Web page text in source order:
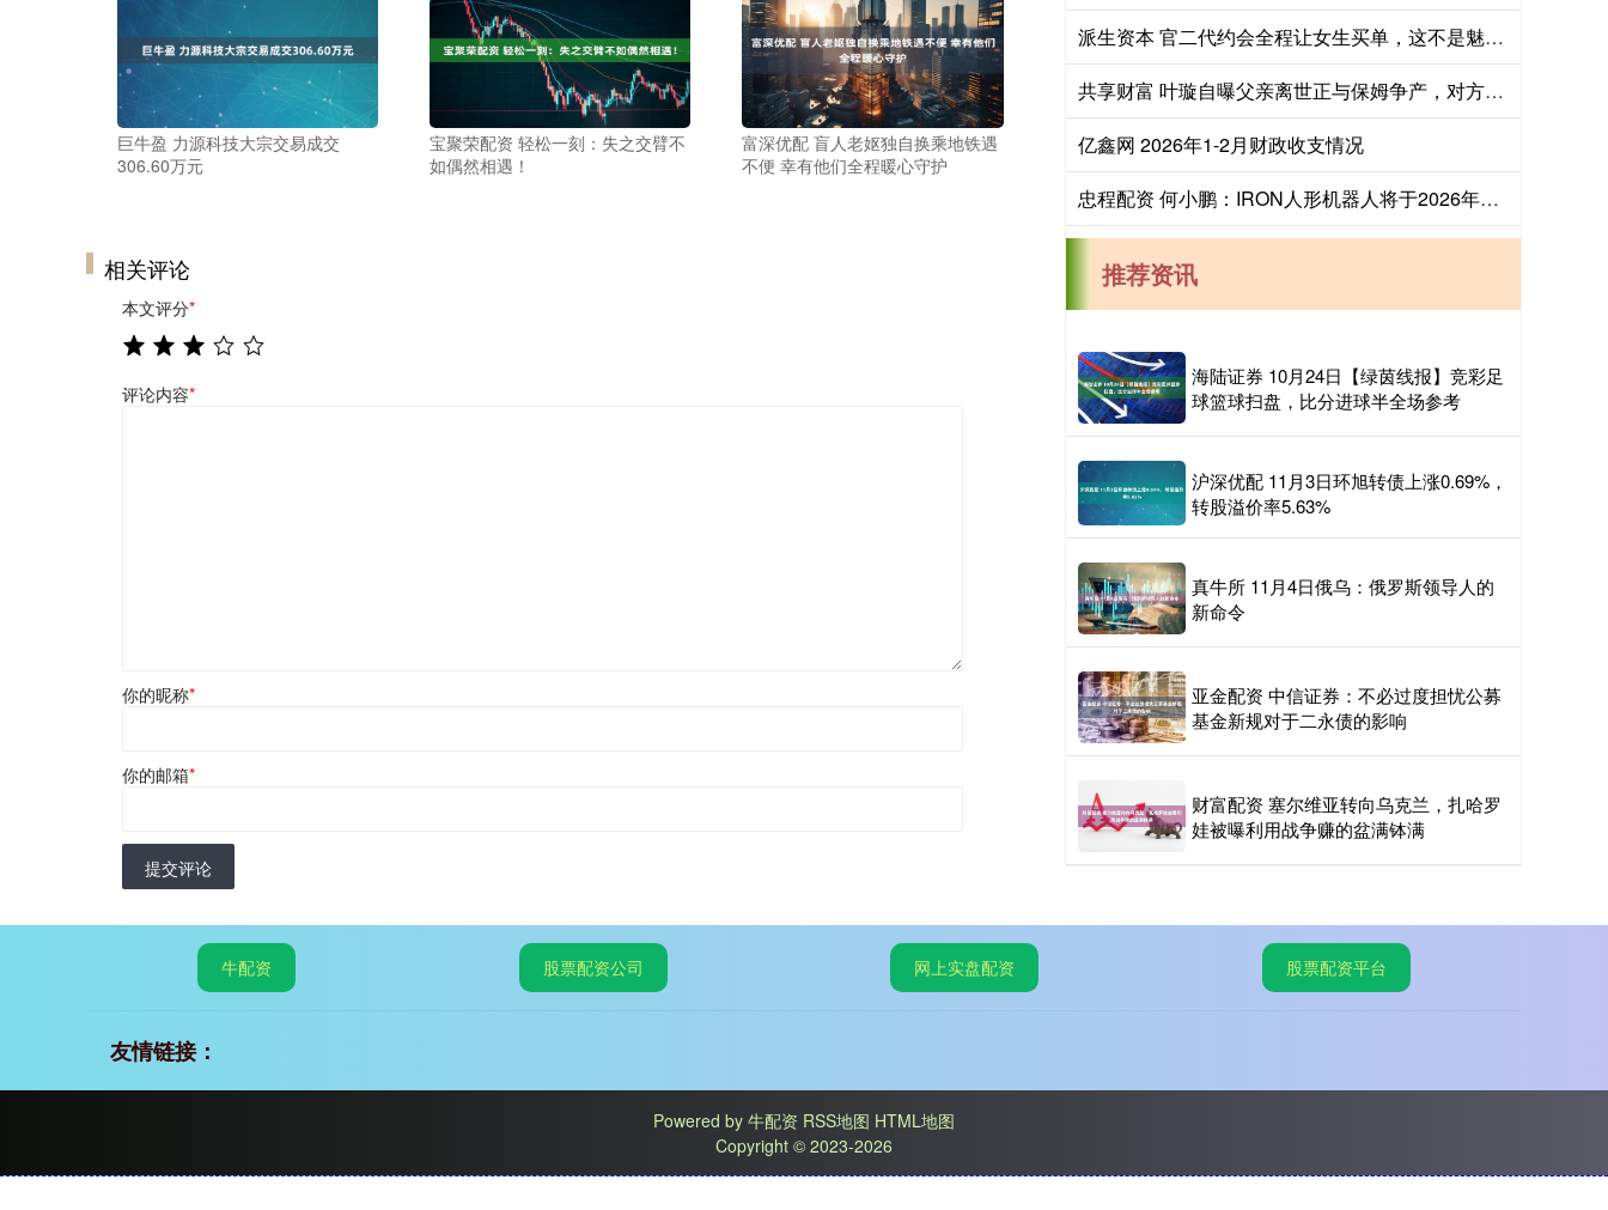
巨牛盈 力源科技大宗交易成交
306.60万元
宝聚荣配资 轻松一刻：失之交臂不
如偶然相遇！
富深优配 盲人老妪独自换乘地铁遇
不便 幸有他们全程暖心守护
相关评论
本文评分*
评论内容*
你的昵称*
你的邮箱*
提交评论
派生资本 官二代约会全程让女生买单，这不是魅力是算计
共享财富 叶璇自曝父亲离世正与保姆争产，对方抢占祖坟地契，父亲仍未下葬
亿鑫网 2026年1-2月财政收支情况
忠程配资 何小鹏：IRON人形机器人将于2026年底量产，月产能目标上千台
推荐资讯
海陆证券 10月24日【绿茵线报】竞彩足
球篮球扫盘，比分进球半全场参考
沪深优配 11月3日环旭转债上涨0.69%，
转股溢价率5.63%
真牛所 11月4日俄乌：俄罗斯领导人的
新命令
亚金配资 中信证券：不必过度担忧公募
基金新规对于二永债的影响
财富配资 塞尔维亚转向乌克兰，扎哈罗
娃被曝利用战争赚的盆满钵满
牛配资 股票配资公司 网上实盘配资 股票配资平台
友情链接：
Powered by 牛配资 RSS地图 HTML地图
Copyright © 2023-2026